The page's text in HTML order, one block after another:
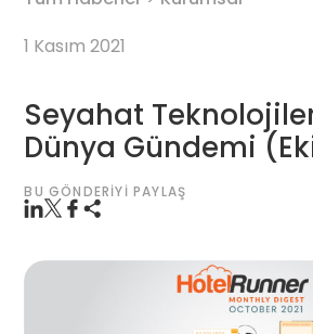
1 Kasım 2021
Seyahat
Dünya Gündemi
BU GÖNDERIYI PAYLAŞ